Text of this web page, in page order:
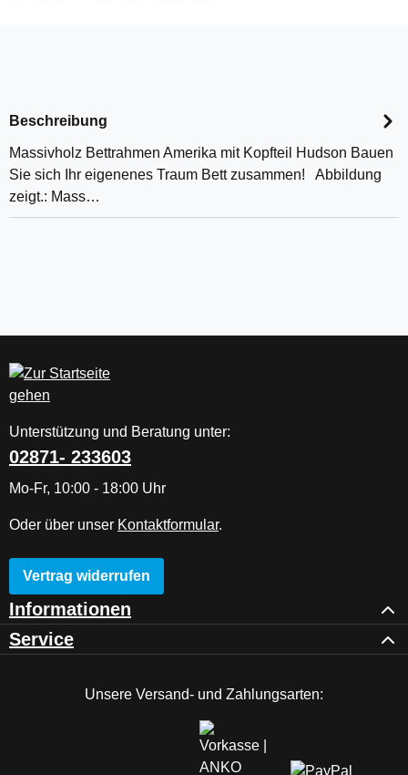
Beschreibung
Massivholz Bettrahmen Amerika mit Kopfteil Hudson Bauen
Sie sich Ihr eigenenes Traum Bett zusammen! Abbildung
zeigt.: Mass…
Unterstützung und Beratung unter:
02871- 233603
Mo-Fr, 10:00 - 18:00 Uhr
Oder über unser Kontaktformular.
Vertrag widerrufen
Informationen
Service
Unsere Versand- und Zahlungsarten: